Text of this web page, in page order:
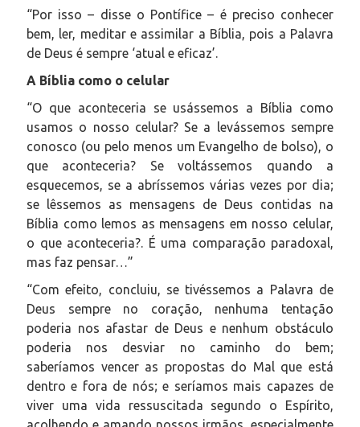
“Por isso – disse o Pontífice – é preciso conhecer
bem, ler, meditar e assimilar a Bíblia, pois a Palavra
de Deus é sempre ‘atual e eficaz’.
A Bíblia como o celular
“O que aconteceria se usássemos a Bíblia como
usamos o nosso celular? Se a levássemos sempre
conosco (ou pelo menos um Evangelho de bolso), o
que aconteceria? Se voltássemos quando a
esquecemos, se a abríssemos várias vezes por dia;
se lêssemos as mensagens de Deus contidas na
Bíblia como lemos as mensagens em nosso celular,
o que aconteceria?. É uma comparação paradoxal,
mas faz pensar…”
“Com efeito, concluiu, se tivéssemos a Palavra de
Deus sempre no coração, nenhuma tentação
poderia nos afastar de Deus e nenhum obstáculo
poderia nos desviar no caminho do bem;
saberíamos vencer as propostas do Mal que está
dentro e fora de nós; e seríamos mais capazes de
viver uma vida ressuscitada segundo o Espírito,